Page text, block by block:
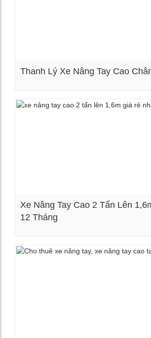
Thanh Lý Xe Nâng Tay Cao
Xe Nâng Tay Cao 2 Tấn Lên
12 Tháng